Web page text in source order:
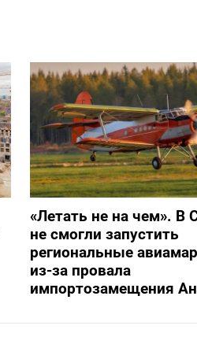
«Летать не на чем». В
не смогли запустить
региональные
из-за провала
импортозамещения